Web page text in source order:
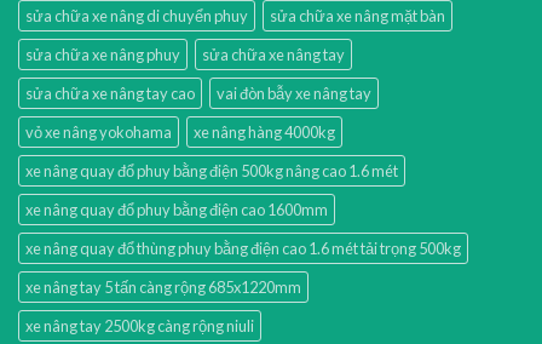
sửa chữa xe nâng di chuyển phuy
sửa chữa xe nâng mặt bàn
sửa chữa xe nâng phuy
sửa chữa xe nâng tay
sửa chữa xe nâng tay cao
vai đòn bẫy xe nâng tay
vỏ xe nâng yokohama
xe nâng hàng 4000kg
xe nâng quay đổ phuy bằng điện 500kg nâng cao 1.6 mét
xe nâng quay đổ phuy bằng điện cao 1600mm
xe nâng quay đổ thùng phuy bằng điện cao 1.6 mét tải trọng 500kg
xe nâng tay 5 tấn càng rộng 685x1220mm
xe nâng tay 2500kg càng rộng niuli